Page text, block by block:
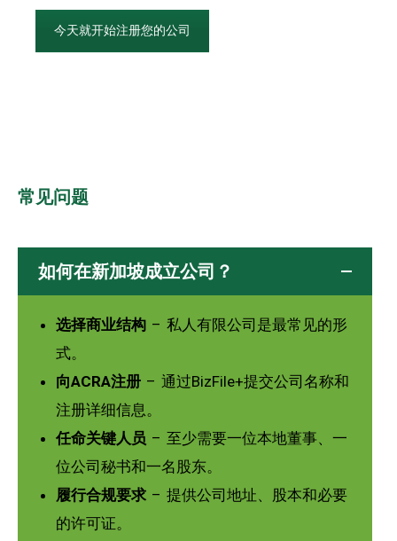
今天就开始注册您的公司
常见问题
如何在新加坡成立公司？
选择商业结构 – 私人有限公司是最常见的形
式。
向ACRA注册 – 通过BizFile+提交公司名称和
注册详细信息。
任命关键人员 – 至少需要一位本地董事、一
位公司秘书和一名股东。
履行合规要求 – 提供公司地址、股本和必要
的许可证。